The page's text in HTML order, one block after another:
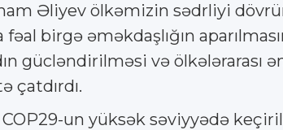
Əliyev ölkəmizin sədrliyi
birgə əməkdaşlığın
gücləndirilməsi və ölkələrarası
çatdırdı.
un yüksək səviyyədə